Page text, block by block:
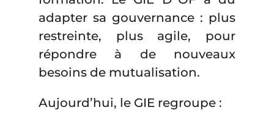
adapter sa gouvernance : plus
restreinte, plus agile, pour
répondre à de nouveaux
besoins de mutualisation.
Aujourd’hui, le GIE regroupe :